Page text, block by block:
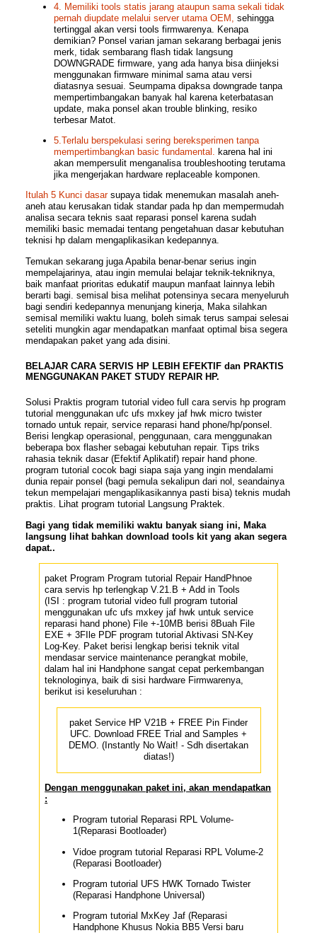
4. Memiliki tools statis jarang ataupun sama sekali tidak
pernah diupdate melalui server utama OEM sehingga
tertinggal akan versi tools firmwarenya. Kenapa
demikian? Ponsel varian jaman sekarang berbagai jenis
merk, tidak sembarang flash tidak langsung
DOWNGRADE firmware, yang ada hanya bisa diinjeksi
menggunakan firmware minimal sama atau versi
diatasnya sesuai. Seumpama dipaksa downgrade tanpa
mempertimbangakan banyak hal karena keterbatasan
update, maka ponsel akan trouble blinking, resiko
terbesar Matot.
5.Terlalu berspekulasi sering bereksperimen tanpa
mempertimbangkan basic fundamental.
karena hal ini
akan mempersulit menganalisa troubleshooting terutama
jika mengerjakan hardware replaceable komponen.
Itulah 5 Kunci dasarsupaya tidak menemukan masalah aneh-
aneh atau kerusakan tidak standar pada hp dan mempermudah
analisa secara teknis saat reparasi ponsel karena sudah
memiliki basic memadai tentang pengetahuan dasar kebutuhan
teknisi hp dalam mengaplikasikan kedepannya.
Temukan sekarang juga Apabila benar-benar serius ingin
mempelajarinya, atau ingin memulai belajar teknik-tekniknya,
baik manfaat prioritas edukatif maupun manfaat lainnya lebih
berarti bagi. semisal bisa melihat potensinya secara menyeluruh
bagi sendiri kedepannya menunjang kinerja, Maka silahkan
semisal memiliki waktu luang, boleh simak terus sampai selesai
seteliti mungkin agar mendapatkan manfaat optimal bisa segera
mendapakan paket yang ada disini.
BELAJAR CARA SERVIS HP LEBIH EFEKTIF dan PRAKTIS
MENGGUNAKAN PAKET STUDY REPAIR HP.
Solusi Praktis program tutorial video full cara servis hp program
tutorial menggunakan ufc ufs mxkey jaf hwk micro twister
tornado untuk repair, service reparasi hand phone/hp/ponsel.
Berisi lengkap operasional, penggunaan, cara menggunakan
beberapa box flasher sebagai kebutuhan repair. Tips triks
rahasia teknik dasar (Efektif Aplikatif) repair hand phone.
program tutorial cocok bagi siapa saja yang ingin mendalami
dunia repair ponsel (bagi pemula sekalipun dari nol, seandainya
tekun mempelajari mengaplikasikannya pasti bisa) teknis mudah
praktis. Lihat program tutorial Langsung Praktek.
Bagi yang tidak memiliki waktu banyak siang ini, Maka
langsung lihat bahkan download tools kit yang akan segera
dapat..
paket Program Program tutorial Repair HandPhnoe
cara servis hp terlengkap V.21.B + Add in Tools
(ISI : program tutorial video full program tutorial
menggunakan ufc ufs mxkey jaf hwk untuk service
reparasi hand phone) File +-10MB berisi 8Buah File
EXE + 3FIle PDF program tutorial Aktivasi SN-Key
Log-Key. Paket berisi lengkap berisi teknik vital
mendasar service maintenance perangkat mobile,
dalam hal ini Handphone sangat cepat perkembangan
teknologinya, baik di sisi hardware Firmwarenya,
berikut isi keseluruhan :
paket Service HP V21B + FREE Pin Finder
UFC. Download FREE Trial and Samples +
DEMO. (Instantly No Wait! - Sdh disertakan
diatas!)
Dengan menggunakan paket ini, akan mendapatkan
:
Program tutorial Reparasi RPL Volume-
1(Reparasi Bootloader)
Vidoe program tutorial Reparasi RPL Volume-2
(Reparasi Bootloader)
Program tutorial UFS HWK Tornado Twister
(Reparasi Handphone Universal)
Program tutorial MxKey Jaf (Reparasi
Handphone Khusus Nokia BB5 Versi baru